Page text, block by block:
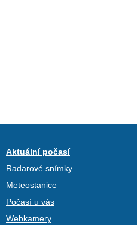
Aktuální počasí
Radarové snímky
Meteostanice
Počasí u vás
Webkamery